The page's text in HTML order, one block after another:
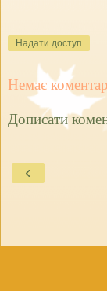
Надати доступ
Немає
Дописати
‹